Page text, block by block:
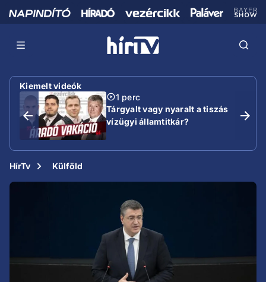
Kiemelt videók
1 perc
Tárgyalt vagy nyaralt a tiszás
vízügyi államtitkár?
HírTv Külföld